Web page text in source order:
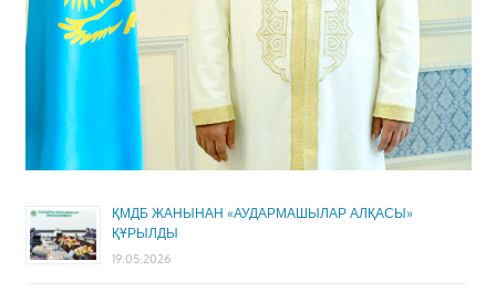
ҚМДБ ЖАНЫНАН «АУДАРМАШЫЛАР АЛҚАСЫ»
ҚҰРЫЛДЫ
19.05.2026